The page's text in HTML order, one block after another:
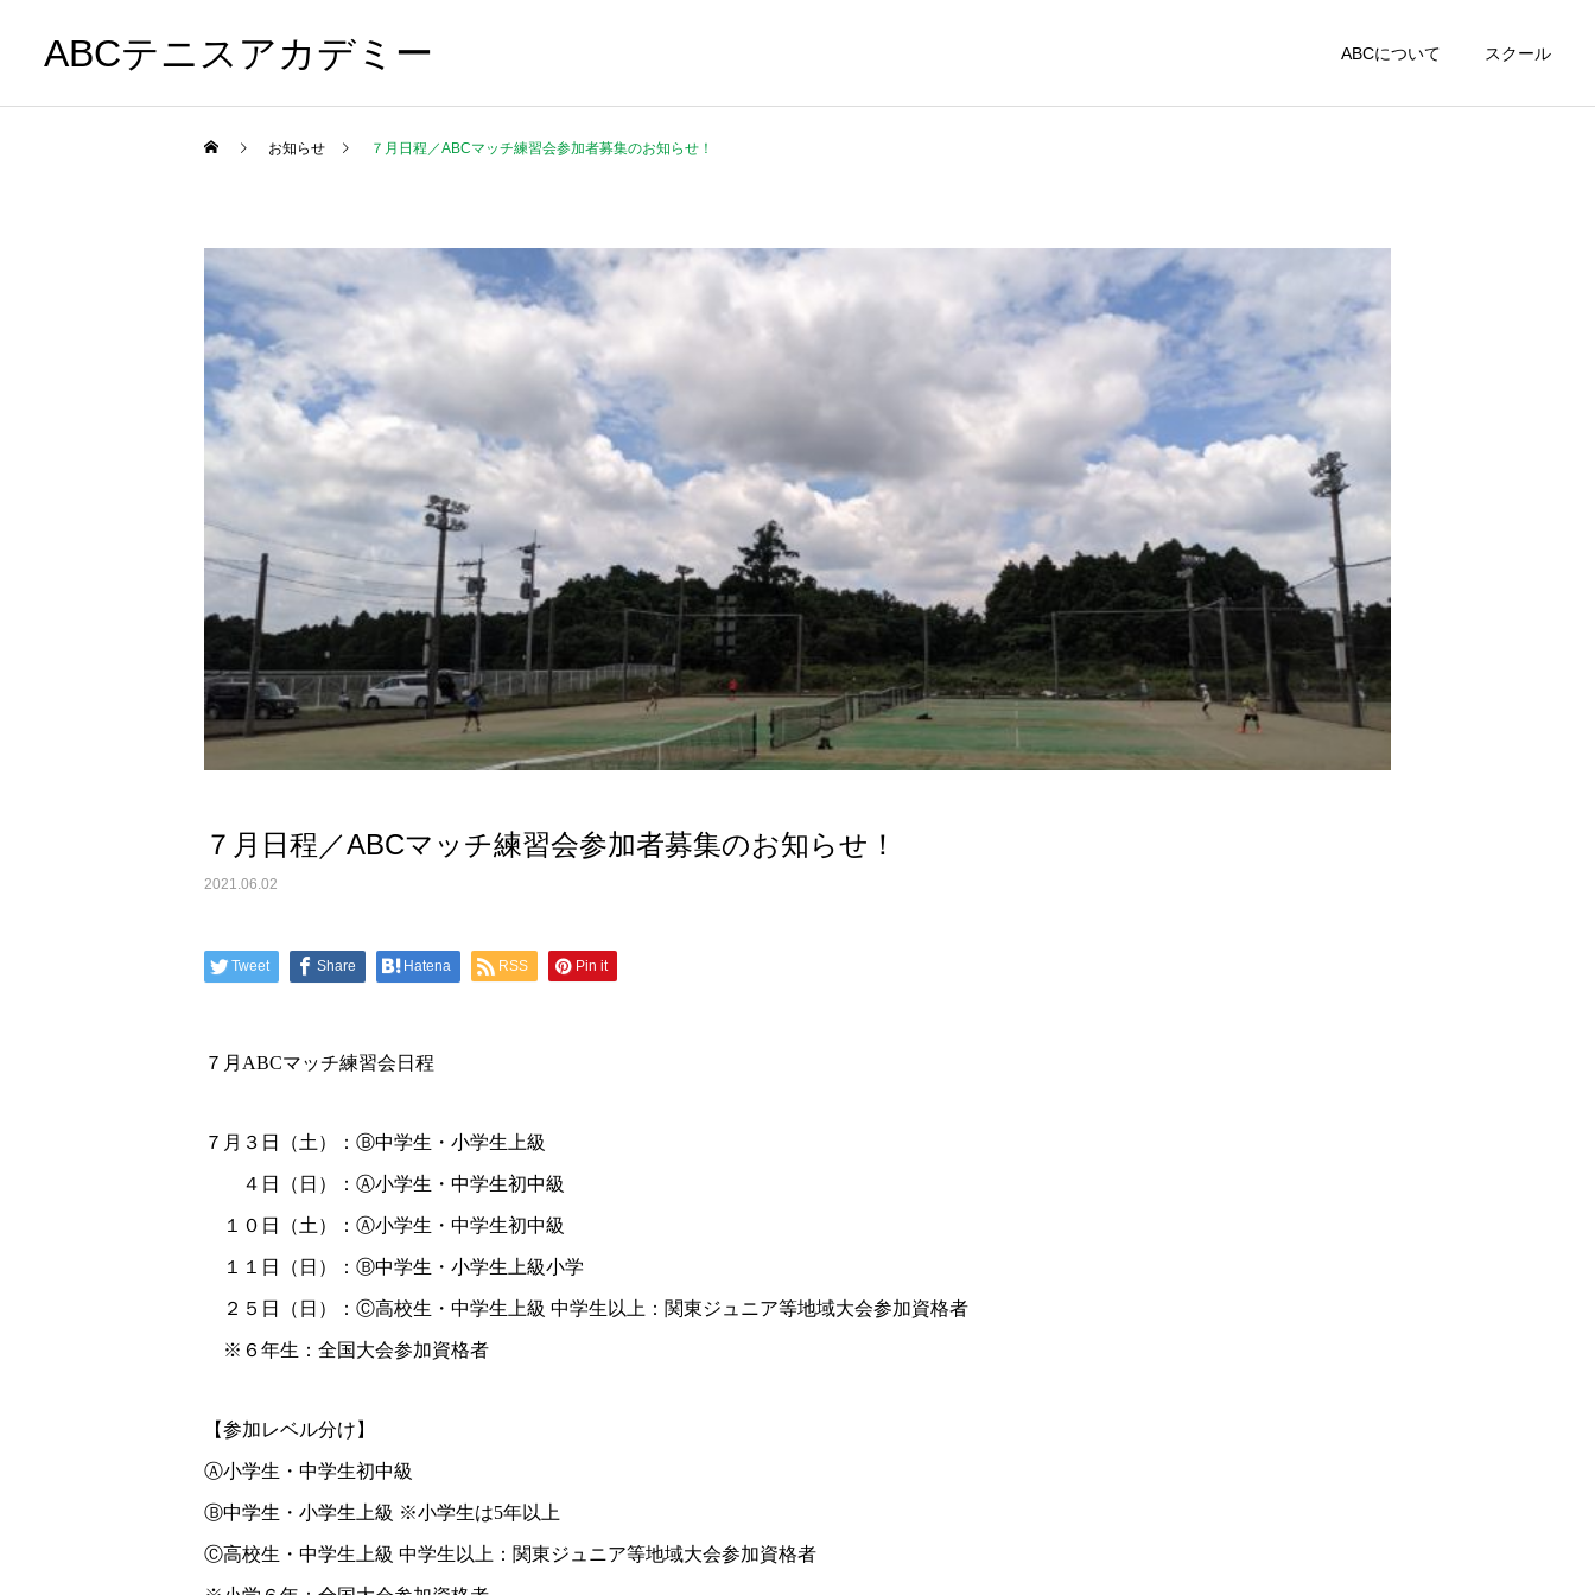
ABCテニスアカデミー ABCについて スクール
お知らせ ７月日程／ABCマッチ練習会参加者募集のお知らせ！
７月日程／ABCマッチ練習会参加者募集のお知らせ！
2021.06.02
Tweet Share Hatena RSS Pin it
７月ABCマッチ練習会日程
７月３日（土）：Ⓑ中学生・小学生上級
４日（日）：Ⓐ小学生・中学生初中級
１０日（土）：Ⓐ小学生・中学生初中級
１１日（日）：Ⓑ中学生・小学生上級小学
２５日（日）：Ⓒ高校生・中学生上級 中学生以上：関東ジュニア等地域大会参加資格者
※６年生：全国大会参加資格者
【参加レベル分け】
Ⓐ小学生・中学生初中級
Ⓑ中学生・小学生上級 ※小学生は5年以上
Ⓒ高校生・中学生上級 中学生以上：関東ジュニア等地域大会参加資格者